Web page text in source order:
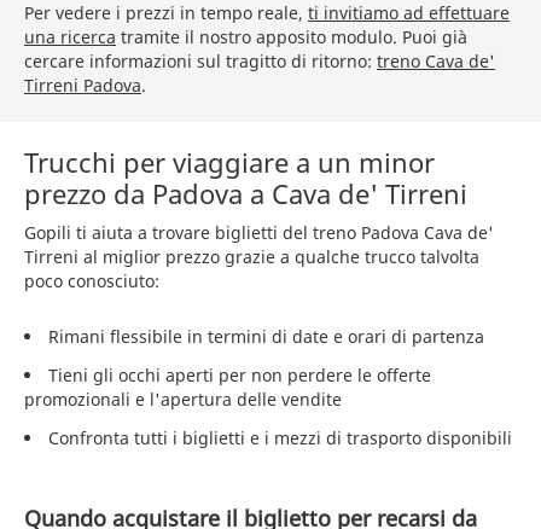
Per vedere i prezzi in tempo reale, ti invitiamo ad effettuare
una ricerca tramite il nostro apposito modulo. Puoi già
cercare informazioni sul tragitto di ritorno: treno Cava de'
Tirreni Padova.
Trucchi per viaggiare a un minor
prezzo da Padova a Cava de' Tirreni
Gopili ti aiuta a trovare biglietti del treno Padova Cava de'
Tirreni al miglior prezzo grazie a qualche trucco talvolta
poco conosciuto:
Rimani flessibile in termini di date e orari di partenza
Tieni gli occhi aperti per non perdere le offerte
promozionali e l'apertura delle vendite
Confronta tutti i biglietti e i mezzi di trasporto disponibili
Quando acquistare il biglietto per recarsi da